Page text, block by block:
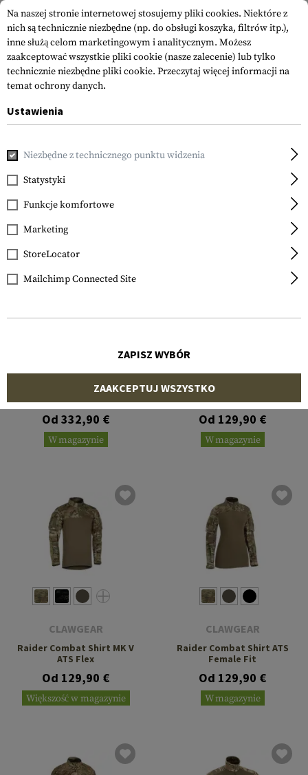
CRYE PRECISION
G3 Combat Shirt
Od 332,90 €
W magazynie
CLAWGEAR
Operator Combat Shirt
MK III ATS Flex
Od 129,90 €
W magazynie
CLAWGEAR
Raider Combat Shirt MK V
ATS Flex
Od 129,90 €
Większość w magazynie
CLAWGEAR
Raider Combat Shirt ATS
Female Fit
Od 129,90 €
W magazynie
Na naszej stronie internetowej stosujemy pliki cookies. Niektóre z
nich są technicznie niezbędne (np. do obsługi koszyka, filtrów itp.),
inne służą celom marketingowym i analitycznym. Możesz
zaakceptować wszystkie pliki cookie (nasze zalecenie) lub tylko
technicznie niezbędne pliki cookie. Przeczytaj więcej informacji na
temat ochrony danych.
Ustawienia
Niezbędne z technicznego punktu widzenia
Statystyki
Funkcje komfortowe
Marketing
StoreLocator
Mailchimp Connected Site
ZAPISZ WYBÓR
ZAAKCEPTUJ WSZYSTKO